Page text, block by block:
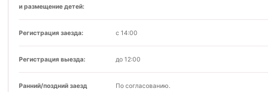
и размещение детей:
Регистрация заезда: с 14:00
Регистрация выезда: до 12:00
Ранний/поздний заезд
По согласованию.